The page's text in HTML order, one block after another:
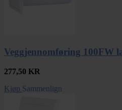
Veggjennomføring 100FW
277,50 KR
Kjøp Sammenlign